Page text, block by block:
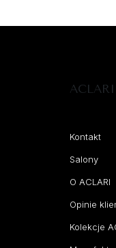
ACLARI
Kontakt
Salony
O ACLARI
Opinie
Kolekcje